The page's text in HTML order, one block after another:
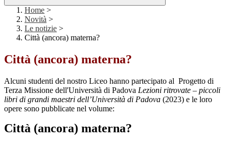
Home >
Novità >
Le notizie >
Città (ancora) materna?
Città (ancora) materna?
Alcuni studenti del nostro Liceo hanno partecipato al Progetto di
Terza Missione dell'Università di Padova Lezioni ritrovate – piccoli
libri di grandi maestri dell’Università di Padova (2023) e le loro
opere sono pubblicate nel volume:
Città (ancora) materna?